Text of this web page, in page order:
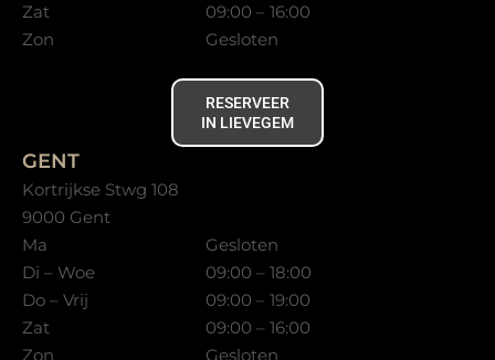
Zat
09:00 – 16:00
Zon
Gesloten
RESERVEER
IN LIEVEGEM
GENT
Kortrijkse Stwg 108
9000 Gent
Ma
Gesloten
Di – Woe
09:00 – 18:00
Do – Vrij
09:00 – 19:00
Zat
09:00 – 16:00
Zon
Gesloten